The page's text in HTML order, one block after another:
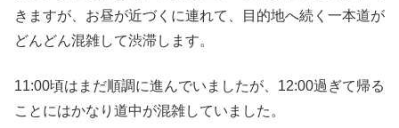
きますが、お昼が近づくに連れて、目的地へ続く一本道が
どんどん混雑して渋滞します。
11:00頃はまだ順調に進んでいましたが、12:00過ぎて帰る
ことにはかなり道中が混雑していました。